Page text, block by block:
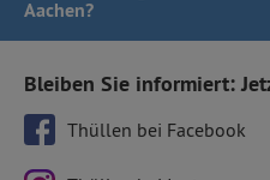
Aachen?
Bleiben Sie informiert:
Thüllen bei Facebook